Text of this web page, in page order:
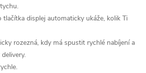
displej automaticky ukáže, kolik Ti
rozezná, kdy má spustit rychlé nabíjení a